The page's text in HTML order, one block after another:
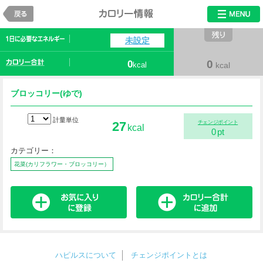
カロリー情報
未設定
0kcal 0 kcal
ブロッコリー(ゆで)
計量単位 27 kcal チェンジポイント
0pt
カテゴリー：
花菜(カリフラワー・ブロッコリー）
ハピルスについて チェンジポイントとは